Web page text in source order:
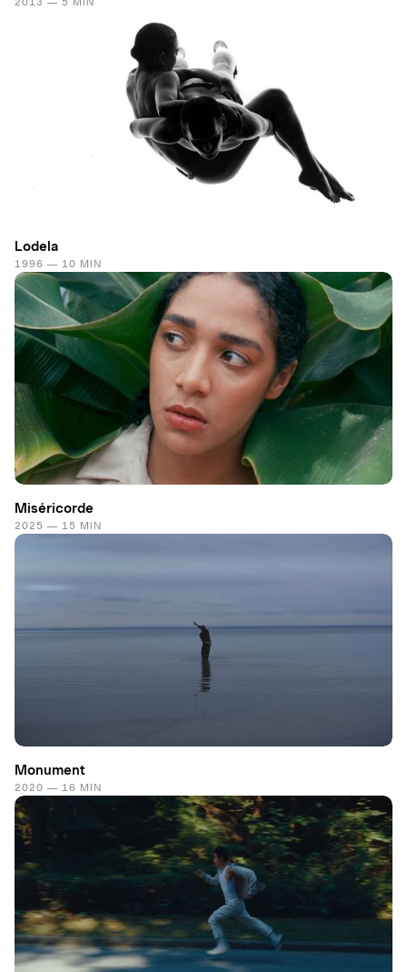
Lodela
1996 — 10 MIN
Miséricorde
2025 — 15 MIN
Monument
2020 — 16 MIN